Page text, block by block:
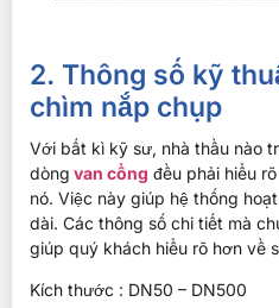
2. Thông số kỹ
chìm nắp chụp
Với bất kì kỹ sư, nhà thầu nào
dòng van cổng đều phải hiểu
nó. Việc này giúp hệ thống
dài. Các thông số chi tiết mà
giúp quý khách hiểu rõ hơn về
Kích thước : DN50 – DN500